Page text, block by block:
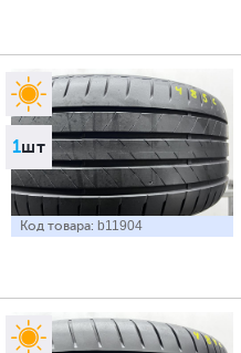
1шт
Код товара: b11904